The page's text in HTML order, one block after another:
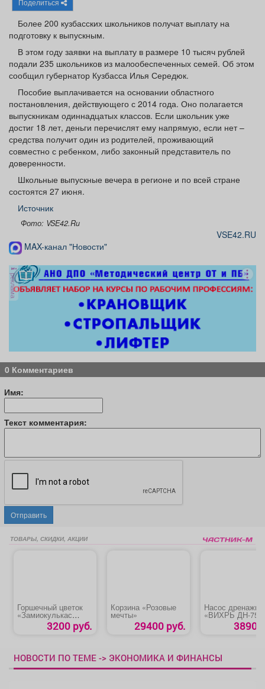
Афиша
Товары Поздравления Погода
ТВ программа Я - пенсионер
Поделиться
Более 200 кузбасских школьников получат выплату на
подготовку к выпускным.
В этом году заявки на выплату в размере 10 тысяч рублей
подали 235 школьников из малообеспеченных семей. Об этом
сообщил губернатор Кузбасса Илья Середюк.
Пособие выплачивается на основании областного
постановления, действующего с 2014 года. Оно полагается
выпускникам одиннадцатых классов. Если школьник уже
достиг 18 лет, деньги перечислят ему напрямую, если нет –
средства получит один из родителей, проживающий
совместно с ребенком, либо законный представитель по
доверенности.
Школьные выпускные вечера в регионе и по всей стране
состоятся 27 июня.
Источник
Фото: VSE42.Ru
VSE42.RU
MAX-канал "Новости"
реклама
0 Комментариев
Имя:
Текст комментария:
Отправить
ТОВАРЫ, СКИДКИ, АКЦИИ
Горшечный цветок
«Замиокулькас
3200 руб.
Корзина «Розовые
мечты»
29400 руб.
Насос
«ВИХРЬ ДН-
3890
НОВОСТИ ПО ТЕМЕ -> ЭКОНОМИКА И ФИНАНСЫ